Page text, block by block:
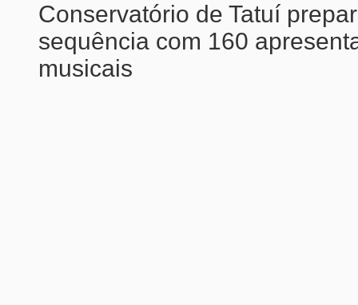
Conservatório de Tatuí
sequência com 160
musicais